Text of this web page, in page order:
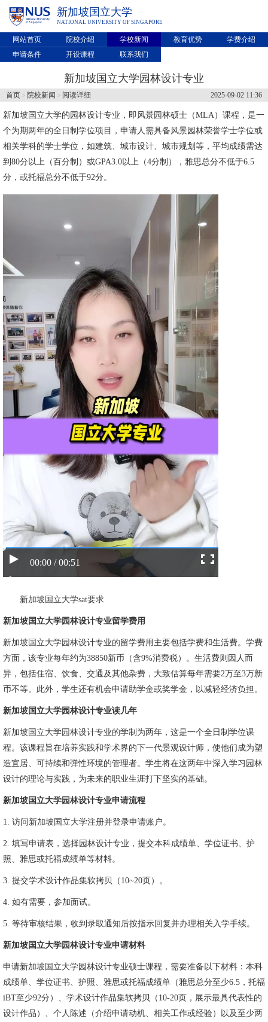
新加坡国立大学
NATIONAL UNIVERSITY OF SINGAPORE
网站首页 院校介绍 学校新闻 教育优势
学费介绍
申请条件
开设课程 联系我们
新加坡国立大学园林设计专业
2025-09-02 11:36
首页 > 院校新闻 > 阅读详细
新加坡国立大学的园林设计专业，即风景园林硕士（MLA）课程，是一
个为期两年的全日制学位项目，申请人需具备风景园林荣誉学士学位或
相关学科的学士学位，如建筑、城市设计、城市规划等，平均成绩需达
到80分以上（百分制）或GPA3.0以上（4分制），雅思总分不低于6.5
分，或托福总分不低于92分。
00:00 / 00:51
新加坡国立大学sat要求
新加坡国立大学园林设计专业留学费用
新加坡国立大学园林设计专业的留学费用主要包括学费和生活费。学费
方面，该专业每年约为38850新币（含9%消费税）。生活费则因人而
异，包括住宿、饮食、交通及其他杂费，大致估算每年需要2万至3万新
币不等。此外，学生还有机会申请助学金或奖学金，以减轻经济负担。
新加坡国立大学园林设计专业读几年
新加坡国立大学园林设计专业的学制为两年，这是一个全日制学位课
程。该课程旨在培养实践和学术界的下一代景观设计师，使他们成为塑
造宜居、可持续和弹性环境的管理者。学生将在这两年中深入学习园林
设计的理论与实践，为未来的职业生涯打下坚实的基础。
新加坡国立大学园林设计专业申请流程
1. 访问新加坡国立大学注册并登录申请账户。
2. 填写申请表，选择园林设计专业，提交本科成绩单、学位证书、护
照、雅思或托福成绩单等材料。
3. 提交学术设计作品集软拷贝（10~20页）。
4. 如有需要，参加面试。
5. 等待审核结果，收到录取通知后按指示回复并办理相关入学手续。
新加坡国立大学园林设计专业申请材料
申请新加坡国立大学园林设计专业硕士课程，需要准备以下材料：本科
成绩单、学位证书、护照、雅思或托福成绩单（雅思总分至少6.5，托福
iBT至少92分）、学术设计作品集软拷贝（10-20页，展示最具代表性的
设计作品）、个人陈述（介绍申请动机、相关工作或经验）以及至少两